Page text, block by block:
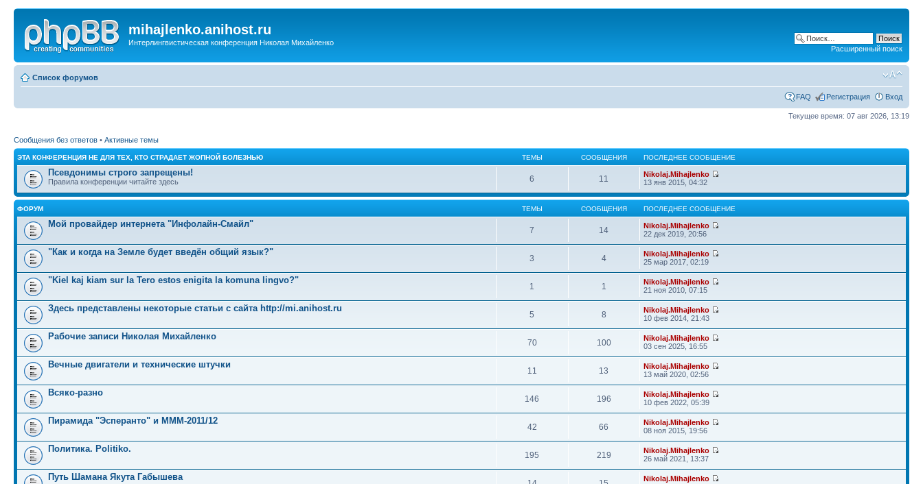
mihajlenko.anihost.ru
Интерлингвистическая конференция Николая Михайленко
Расширенный поиск
Список форумов
FAQ Регистрация Вход
Текущее время: 07 авг 2026, 13:19
Сообщения без ответов • Активные темы
ЭТА КОНФЕРЕНЦИЯ НЕ ДЛЯ ТЕХ, КТО СТРАДАЕТ ЖОПНОЙ БОЛЕЗНЬЮ ТЕМЫ СООБЩЕНИЯ ПОСЛЕДНЕЕ СООБЩЕНИЕ
Псевдонимы строго запрещены!
Правила конференции читайте здесь 6 11
Nikolaj.Mihajlenko
13 янв 2015, 04:32
ФОРУМ ТЕМЫ СООБЩЕНИЯ ПОСЛЕДНЕЕ СООБЩЕНИЕ
Мой провайдер интернета "Инфолайн-Смайл"
7 14
Nikolaj.Mihajlenko
22 дек 2019, 20:56
"Как и когда на Земле будет введён общий язык?"
3 4
Nikolaj.Mihajlenko
25 мар 2017, 02:19
"Kiel kaj kiam sur la Tero estos enigita la komuna lingvo?"
1 1
Nikolaj.Mihajlenko
21 ноя 2010, 07:15
Здесь представлены некоторые статьи с сайта http://mi.anihost.ru
5 8
Nikolaj.Mihajlenko
10 фев 2014, 21:43
Рабочие записи Николая Михайленко
70 100
Nikolaj.Mihajlenko
03 сен 2025, 16:55
Вечные двигатели и технические штучки
11 13
Nikolaj.Mihajlenko
13 май 2020, 02:56
Всяко-разно
146 196
Nikolaj.Mihajlenko
10 фев 2022, 05:39
Пирамида "Эсперанто" и MMM-2011/12
42 66
Nikolaj.Mihajlenko
08 ноя 2015, 19:56
Политика. Politiko.
195 219
Nikolaj.Mihajlenko
26 май 2021, 13:37
Путь Шамана Якута Габышева
Nikolaj.Mihajlenko